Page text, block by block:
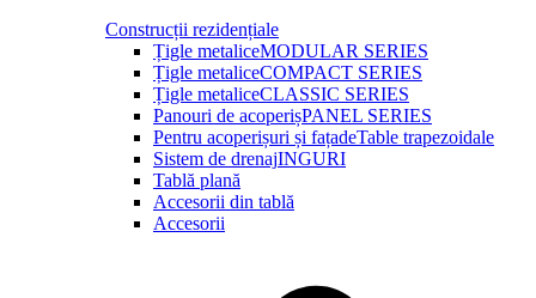
Construcții rezidențiale
Țigle metaliceMODULAR SERIES
Țigle metaliceCOMPACT SERIES
Țigle metaliceCLASSIC SERIES
Panouri de acoperișPANEL SERIES
Pentru acoperișuri și fațadeTable trapezoidale
Sistem de drenajINGURI
Tablă plană
Accesorii din tablă
Accesorii